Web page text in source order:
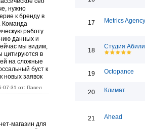
нужно
к бренду в
Команда
работу
данных и
мы видим,
цитируются в
на сложные
буст к
новых заявок
07-31 от: Павел
магазин для
17 Metrics Agency
18
Студия
19 Octopance
20 Климат
21 Ahead